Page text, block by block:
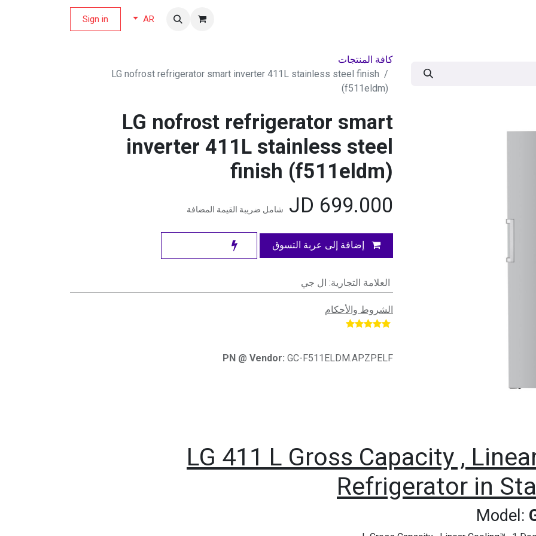
AR
Sign in
كافة المنتجات
LG nofrost refrigerator smart inverter 411L stainless steel finish
(f511eldm)
LG nofrost refrigerator smart
inverter 411L stainless steel
finish (f511eldm)
699.000
شامل ضريبة القيمة المضافة
إضافة إلى عربة التسوق
العلامة التجارية: ال جي
الشروط والأحكام
PN @ Vendor: GC-F511ELDM.APZPELF
LG 411 L Gross Capacity ,
Refrigerator in
Model: